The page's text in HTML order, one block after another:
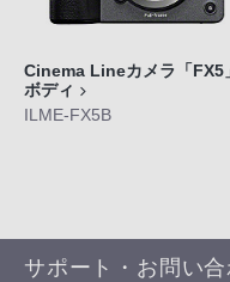
Cinema Lineカメラ「FX5
ボディ
ILME-FX5B
サポート・お問い合